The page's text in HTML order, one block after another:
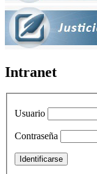
Intranet
Usuario
Contraseña